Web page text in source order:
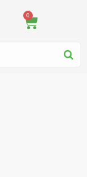
0